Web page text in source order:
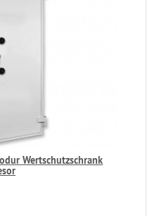
Wertschutzschrank